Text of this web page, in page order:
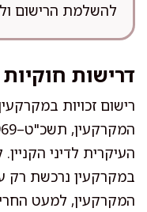
להשלמת הרישום
דרישות
רישום זכויות
במקרקעין נרכשת רק
המקרקעין, למעט